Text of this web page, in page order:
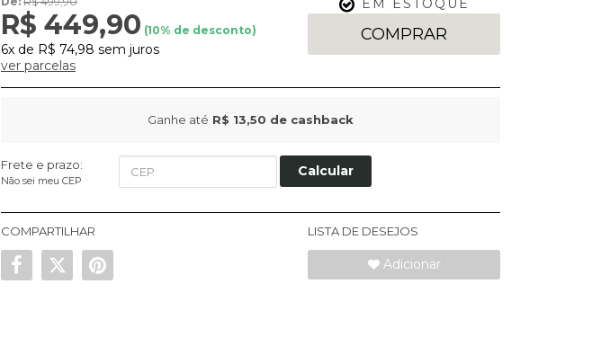
R$ 449,90 (10% de desconto)
6x de R$ 74,98 sem juros
ver parcelas
EM ESTOQUE
COMPRAR
Ganhe até R$ 13,50 de cashback
Frete e prazo:
Não sei meu CEP
Calcular
COMPARTILHAR LISTA DE DESEJOS
Adicionar